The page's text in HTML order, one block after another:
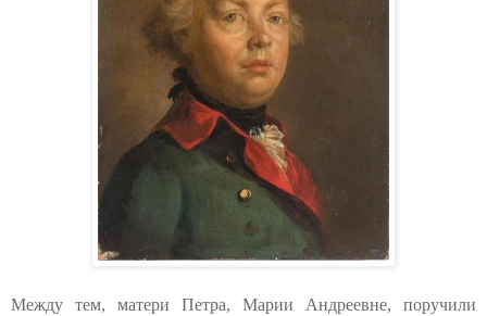
Между тем, матери Петра, Марии Андреевне, поручили